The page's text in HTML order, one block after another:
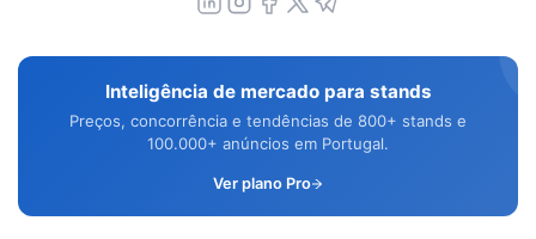
Inteligência de mercado para stands
Preços, concorrência e tendências de 800+ stands e
100.000+ anúncios em Portugal.
Ver plano Pro